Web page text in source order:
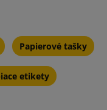
Papierové tašky
etikety